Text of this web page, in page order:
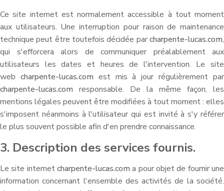
Ce site internet est normalement accessible à tout moment
aux utilisateurs. Une interruption pour raison de maintenance
technique peut être toutefois décidée parcharpente-lucas.com,
qui s'efforcera alors de communiquer préalablement aux
utilisateurs les dates et heures de l'intervention. Le site
web charpente-lucas.com est mis à jour régulièrement par
charpente-lucas.com responsable. De la même façon, les
mentions légales peuvent être modifiées à tout moment : elles
s'imposent néanmoins à l'utilisateur qui est invité à s'y référer
le plus souvent possible afin d'en prendre connaissance.
3. Description des services fournis.
Le site internetcharpente-lucas.com a pour objet de fournir une
information concernant l'ensemble des activités de la société.